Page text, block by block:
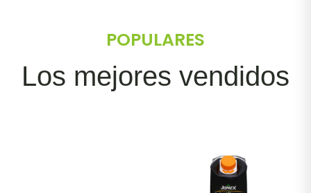
POPULARES
Los mejores vendidos